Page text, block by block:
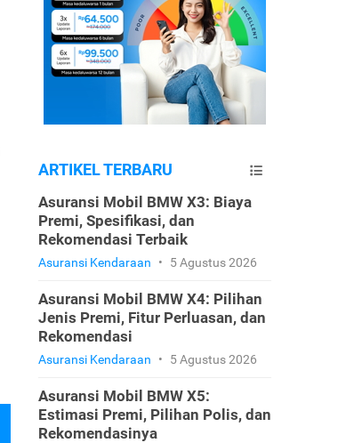
ARTIKEL TERBARU
Asuransi Mobil BMW X3: Biaya
Premi, Spesifikasi, dan
Rekomendasi Terbaik
Asuransi Kendaraan • 5 Agustus 2026
Asuransi Mobil BMW X4: Pilihan
Jenis Premi, Fitur Perluasan, dan
Rekomendasi
Asuransi Kendaraan • 5 Agustus 2026
Asuransi Mobil BMW X5:
Estimasi Premi, Pilihan Polis, dan
Rekomendasinya